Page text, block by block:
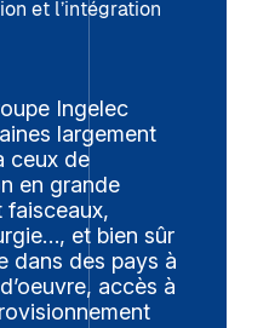
et l’intégration
Ingelec
largement
ceux de
en grande
faisceaux,
et bien sûr
dans des pays à
accès à